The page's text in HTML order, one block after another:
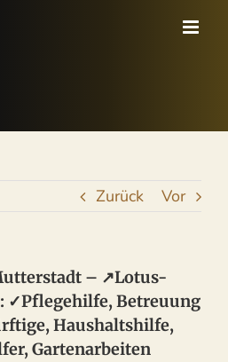
Zurück Vor
– ↗️Lotus-
✓Pflegehilfe, Betreuung
Haushaltshilfe,
Gartenarbeiten